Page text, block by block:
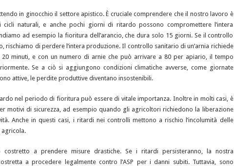
in ginocchio il settore apistico. È cruciale comprendere che il nostro lavoro è
cicli naturali, e anche pochi giorni di ritardo possono compromettere l’intera
ad esempio la fioritura dell’arancio, che dura solo 15 giorni. Se il controllo
rischiamo di perdere l’intera produzione. Il controllo sanitario di un’arnia richiede
minuti, e con un numero di arnie che può arrivare a 80 per apiario, il tempo
Se a ciò si aggiungono condizioni climatiche avverse, come giornate
attive, le perdite produttive diventano insostenibili.
nel periodo di fioritura può essere di vitale importanza. Inoltre in molti casi, è
motivi di sicurezza, ad esempio quando gli agricoltori richiedono la liberazione
Anche in questi casi, i ritardi nei controlli mettono a rischio l’incolumità delle
costretto a prendere misure drastiche. Se i ritardi persisteranno, la nostra
a procedere legalmente contro l’ASP per i danni subiti. Tuttavia, sono